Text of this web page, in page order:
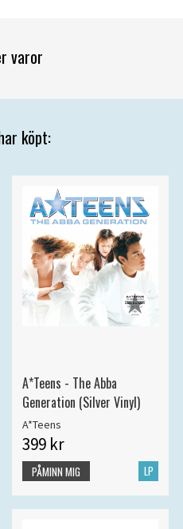
varor
köpt:
A*Teens - The Abba
Generation (Silver Vinyl)
A*Teens
399 kr
LP
PÅMINN MIG